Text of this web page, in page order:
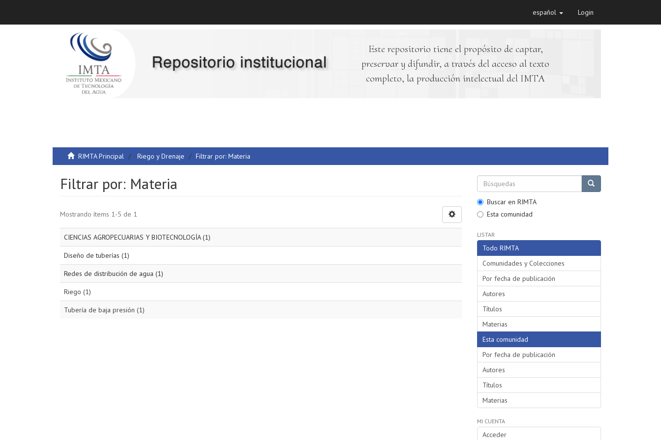
español Login
Este repositorio tiene el propósito de captar,
preservar y difundir, a través del acceso al texto
completo, la producción intelectual del IMTA
RIMTA Principal Riego y Drenaje Filtrar por: Materia
Filtrar por: Materia
Mostrando ítems 1-5 de 1
CIENCIAS AGROPECUARIAS Y BIOTECNOLOGÍA (1)
Diseño de tuberías (1)
Redes de distribución de agua (1)
Riego (1)
Tubería de baja presión (1)
Buscar en RIMTA
Esta comunidad
LISTAR
Todo RIMTA
Comunidades y Colecciones
Por fecha de publicación
Autores
Títulos
Materias
Esta comunidad
Por fecha de publicación
Autores
Títulos
Materias
MI CUENTA
Acceder